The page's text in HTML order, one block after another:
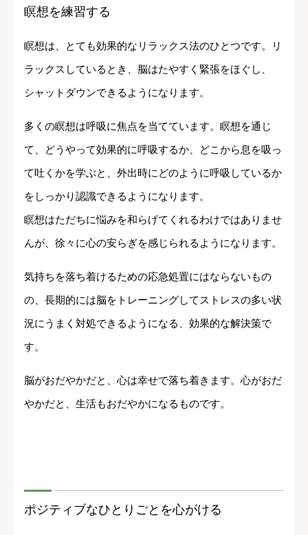
瞑想を練習する
瞑想は、とても効果的なリラックス法のひとつです。リ
ラックスしているとき、脳はたやすく緊張をほぐし、
シャットダウンできるようになります。
多くの瞑想は呼吸に焦点を当てています。瞑想を通じ
て、どうやって効果的に呼吸するか、どこから息を吸っ
て吐くかを学ぶと、外出時にどのように呼吸しているか
をしっかり認識できるようになります。
瞑想はただちに悩みを和らげてくれるわけではありませ
んが、徐々に心の安らぎを感じられるようになります。
気持ちを落ち着けるための応急処置にはならないもの
の、長期的には脳をトレーニングしてストレスの多い状
況にうまく対処できるようになる、効果的な解決策で
す。
脳がおだやかだと、心は幸せで落ち着きます。心がおだ
やかだと、生活もおだやかになるものです。
ポジティブなひとりごとを心がける